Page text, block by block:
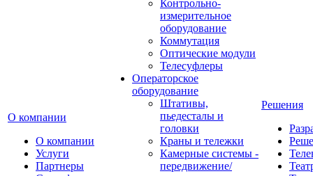
О компании
О компании
Услуги
Партнеры
Контрольно-
измерительное
оборудование
Коммутация
Оптические модули
Телесуфлеры
Операторское
оборудование
Штативы,
пьедесталы и
головки
Краны и тележки
Камерные системы -
передвижение/
Решения